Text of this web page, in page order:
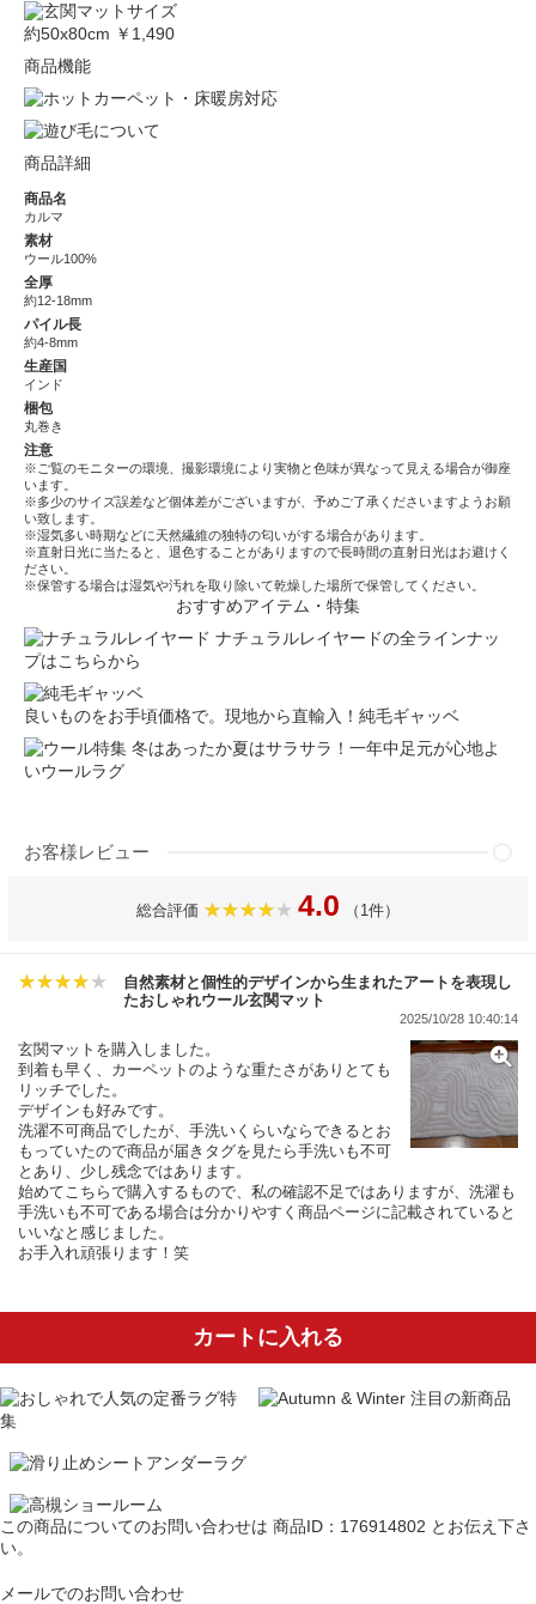
約50x80cm ￥1,490
商品機能
商品詳細
商品名
カルマ
素材
ウール100%
全厚
約12-18mm
パイル長
約4-8mm
生産国
インド
梱包
丸巻き
注意
※ご覧のモニターの環境、撮影環境により実物と色味が異なって見える場合が御座
います。
※多少のサイズ誤差など個体差がございますが、予めご了承くださいますようお願
い致します。
※湿気多い時期などに天然繊維の独特の匂いがする場合があります。
※直射日光に当たると、退色することがありますので長時間の直射日光はお避けく
ださい。
※保管する場合は湿気や汚れを取り除いて乾燥した場所で保管してください。
おすすめアイテム・特集
ナチュラルレイヤードの全ラインナッ
プはこちらから
良いものをお手頃価格で。現地から直輸入！純毛ギャッベ
冬はあったか夏はサラサラ！一年中足元が心地よ
いウールラグ
お客様レビュー
総合評価 4.0 （1件）
自然素材と個性的デザインから生まれたアートを表現し
たおしゃれウール玄関マット
2025/10/28 10:40:14
玄関マットを購入しました。
到着も早く、カーペットのような重たさがありとても
リッチでした。
デザインも好みです。
洗濯不可商品でしたが、手洗いくらいならできるとお
もっていたので商品が届きタグを見たら手洗いも不可
とあり、少し残念ではあります。
始めてこちらで購入するもので、私の確認不足ではありますが、洗濯も
手洗いも不可である場合は分かりやすく商品ページに記載されていると
いいなと感じました。
お手入れ頑張ります！笑
カートに入れる
この商品についてのお問い合わせは 商品ID：176914802 とお伝え下さ
い。
メールでのお問い合わせ